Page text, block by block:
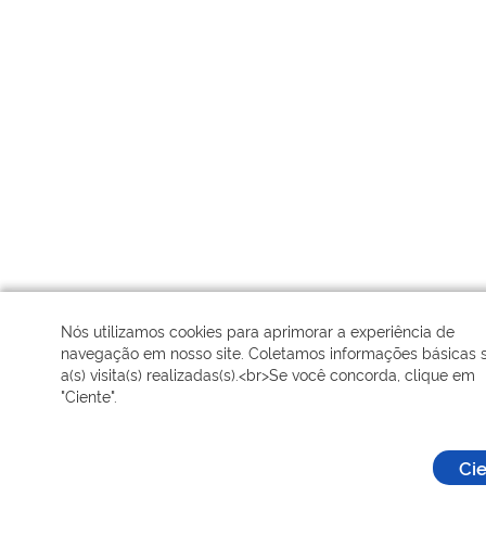
Nós utilizamos cookies para aprimorar a experiência de
navegação em nosso site. Coletamos informações básicas
a(s) visita(s) realizadas(s).<br>Se você concorda, clique em
"Ciente".